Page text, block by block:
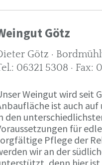
Götz
Götz ·
06321 5308 · Fax:
Weingut wird seit
ist auch
den
für
Pflege der
wir an der